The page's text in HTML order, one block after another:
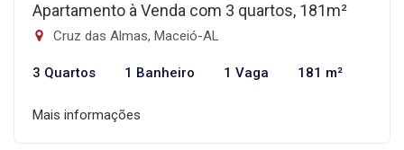
Apartamento à Venda com 3 quartos, 181m²
Cruz das Almas, Maceió-AL
3 Quartos 1 Banheiro 1 Vaga 181 m²
Mais informações